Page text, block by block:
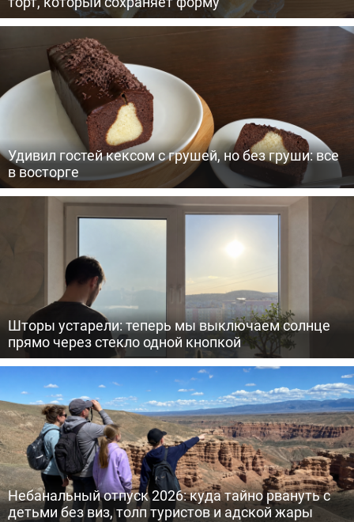
Удивил гостей кексом с грушей, но без груши: все
в восторге
Шторы устарели: теперь мы выключаем солнце
прямо через стекло одной кнопкой
Небанальный отпуск 2026: куда тайно рвануть с
детьми без виз, толп туристов и адской жары